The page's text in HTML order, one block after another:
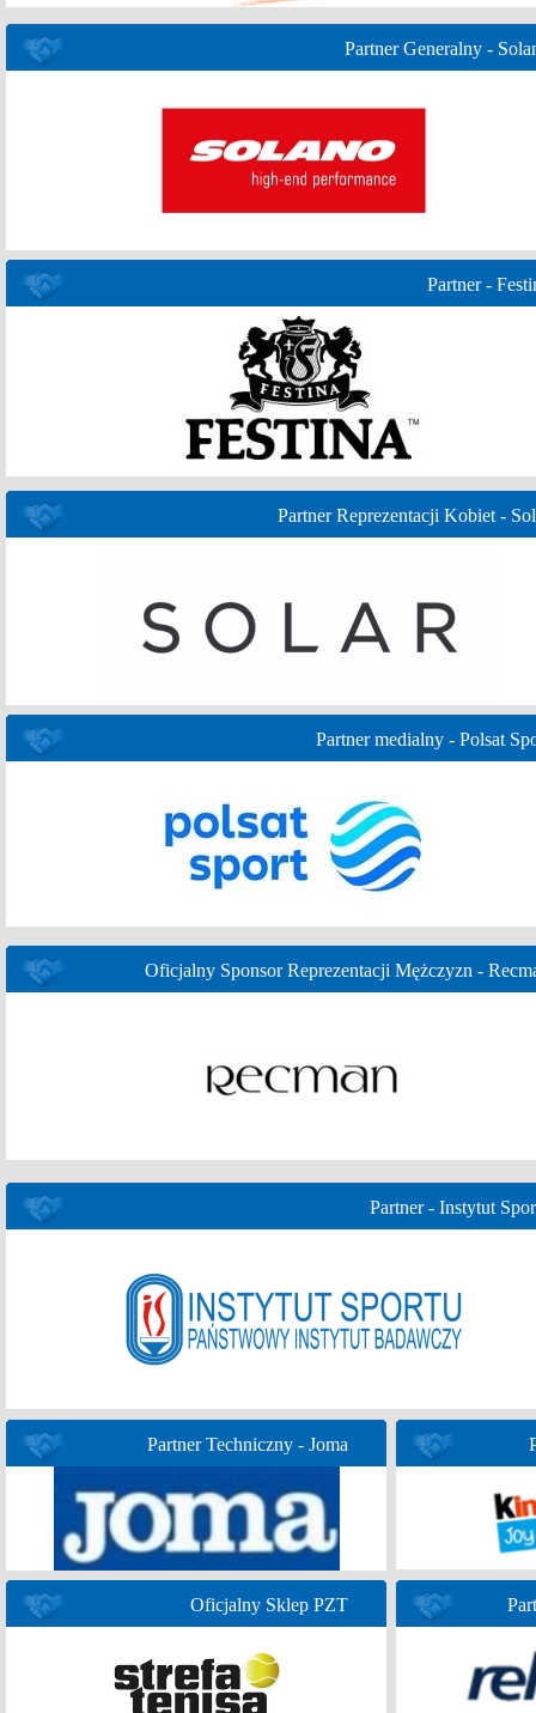
Partner Generalny -
Partner -
Partner Reprezentacji Kobiet -
Partner medialny - Polsat
Oficjalny Sponsor Reprezentacji Mężczyzn -
Partner - Instytut
Partner Techniczny - Joma
Oficjalny Sklep PZT